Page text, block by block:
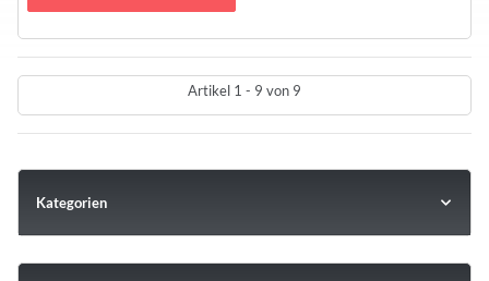
Artikel 1 - 9 von 9
Kategorien